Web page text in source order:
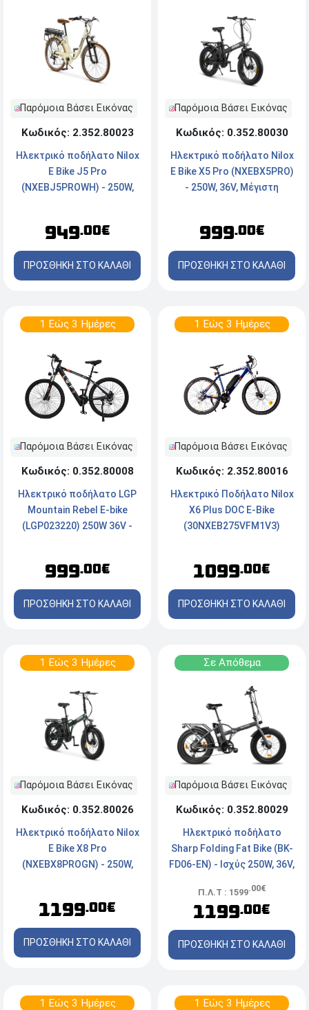
Παρόμοια Βάσει Εικόνας
Κωδικός: 2.352.80023
Ηλεκτρικό ποδήλατο Νilox
E Bike J5 Pro
(NXEBJ5PROWH) - 250W,
949.00€
ΠΡΟΣΘΗΚΗ ΣΤΟ ΚΑΛΑΘΙ
Παρόμοια Βάσει Εικόνας
Κωδικός: 0.352.80030
Ηλεκτρικό ποδήλατο Νilox
E Bike X5 Pro (NXEBX5PRO)
- 250W, 36V, Μέγιστη
999.00€
ΠΡΟΣΘΗΚΗ ΣΤΟ ΚΑΛΑΘΙ
1 Εώς 3 Ημέρες
Παρόμοια Βάσει Εικόνας
Κωδικός: 0.352.80008
Ηλεκτρικό ποδήλατο LGP
Mountain Rebel E-bike
(LGP023220) 250W 36V -
999.00€
ΠΡΟΣΘΗΚΗ ΣΤΟ ΚΑΛΑΘΙ
1 Εώς 3 Ημέρες
Παρόμοια Βάσει Εικόνας
Κωδικός: 2.352.80016
Ηλεκτρικό Ποδήλατο Nilox
X6 Plus DOC E-Bike
(30NXEB275VFM1V3)
1099.00€
ΠΡΟΣΘΗΚΗ ΣΤΟ ΚΑΛΑΘΙ
1 Εώς 3 Ημέρες
Παρόμοια Βάσει Εικόνας
Κωδικός: 0.352.80026
Ηλεκτρικό ποδήλατο Νilox
E Bike Χ8 Pro
(NXEBX8PROGN) - 250W,
1199.00€
ΠΡΟΣΘΗΚΗ ΣΤΟ ΚΑΛΑΘΙ
Σε Απόθεμα
Παρόμοια Βάσει Εικόνας
Κωδικός: 0.352.80029
Ηλεκτρικό ποδήλατο
Sharp Folding Fat Bike (BK-
FD06-EN) - Ισχύς 250W, 36V,
- Navy Grey
Π.Λ.Τ : 1599.00€
1199.00€
ΠΡΟΣΘΗΚΗ ΣΤΟ ΚΑΛΑΘΙ
1 Εώς 3 Ημέρες 1 Εώς 3 Ημέρες